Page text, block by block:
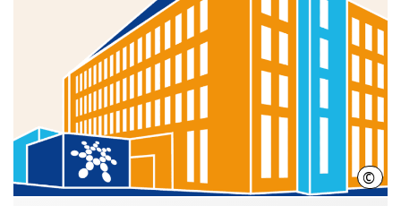
©